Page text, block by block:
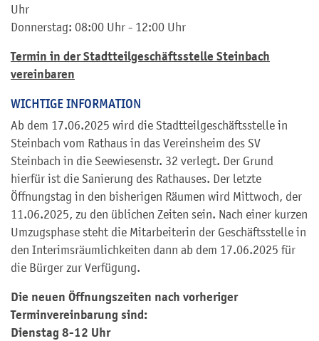
Uhr
Donnerstag: 08:00 Uhr - 12:00 Uhr
Termin in der Stadtteilgeschäftsstelle Steinbach
vereinbaren
WICHTIGE INFORMATION
Ab dem 17.06.2025 wird die Stadtteilgeschäftsstelle in
Steinbach vom Rathaus in das Vereinsheim des SV
Steinbach in die Seewiesenstr. 32 verlegt. Der Grund
hierfür ist die Sanierung des Rathauses. Der letzte
Öffnungstag in den bisherigen Räumen wird Mittwoch, der
11.06.2025, zu den üblichen Zeiten sein. Nach einer kurzen
Umzugsphase steht die Mitarbeiterin der Geschäftsstelle in
den Interimsräumlichkeiten dann ab dem 17.06.2025 für
die Bürger zur Verfügung.
Die neuen Öffnungszeiten nach vorheriger
Terminvereinbarung sind:
Dienstag 8-12 Uhr